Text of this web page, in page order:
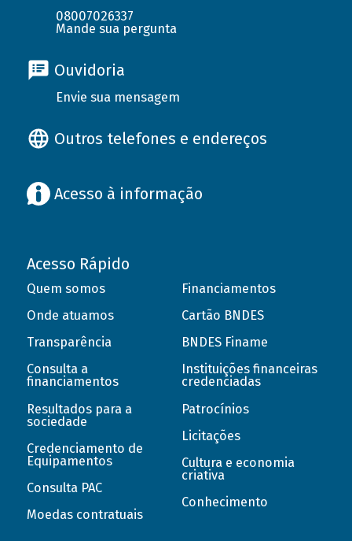
08007026337
Mande sua pergunta
Ouvidoria
Envie sua mensagem
Outros telefones e endereços
Acesso à informação
Acesso Rápido
Quem somos
Onde atuamos
Transparência
Consulta a
financiamentos
Resultados para a
sociedade
Credenciamento de
Equipamentos
Consulta PAC
Moedas contratuais
Financiamentos
Cartão BNDES
BNDES Finame
Instituições financeiras
credenciadas
Patrocínios
Licitações
Cultura e economia
criativa
Conhecimento